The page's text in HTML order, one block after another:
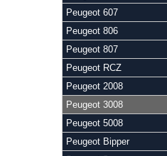
Peugeot 607
Peugeot 806
Peugeot 807
Peugeot RCZ
Peugeot 2008
Peugeot 3008
Peugeot 5008
Peugeot Bipper